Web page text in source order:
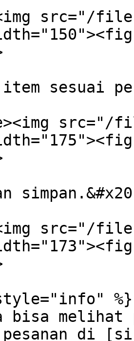
src="/files/
item sesuai
src="/files/
%}
bisa melihat
pesanan di